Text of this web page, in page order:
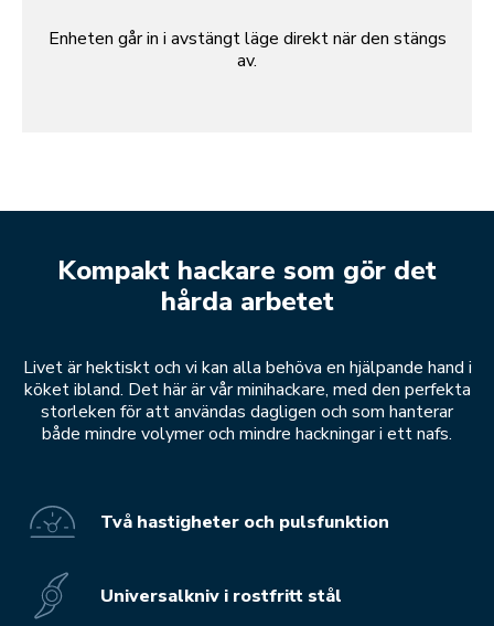
Enheten går in i avstängt läge direkt när den stängs
av.
Kompakt hackare som gör det
hårda arbetet
Livet är hektiskt och vi kan alla behöva en hjälpande hand i
köket ibland. Det här är vår minihackare, med den perfekta
storleken för att användas dagligen och som hanterar
både mindre volymer och mindre hackningar i ett nafs.
Två hastigheter och pulsfunktion
Universalkniv i rostfritt stål